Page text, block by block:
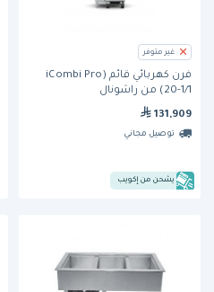
غير متوفر
فرن كهربائي قائم (iCombi Pro
20-1/1) من راشونال
131,909
توصيل مجاني
يشحن من إكويب